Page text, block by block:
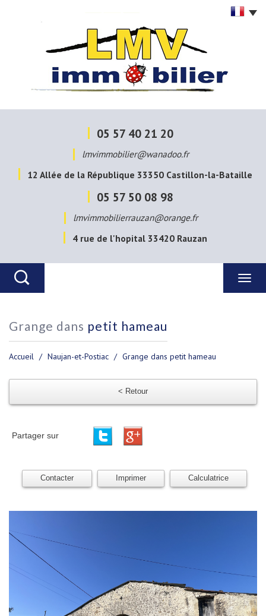
05 57 40 21 20
lmvimmobilier@wanadoo.fr
12 Allée de la République 33350 Castillon-la-Bataille
05 57 50 08 98
lmvimmobilierrauzan@orange.fr
4 rue de l'hopital 33420 Rauzan
grange dans petit hameau
Accueil Naujan-et-Postiac Grange dans petit hameau
< Retour
Partager sur
Contacter Imprimer Calculatrice